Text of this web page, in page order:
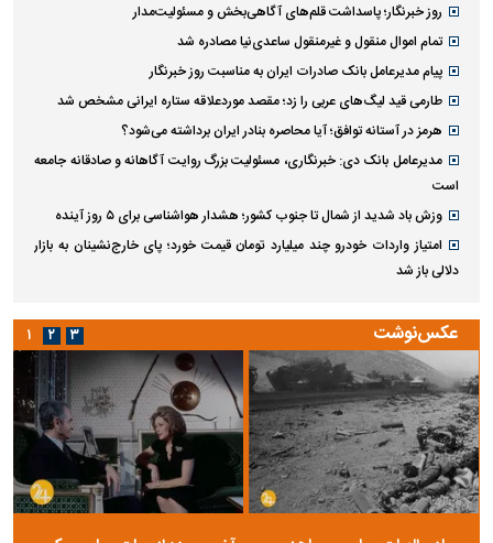
روز خبرنگار؛ پاسداشت قلم‌های آگاهی‌بخش و مسئولیت‌مدار
تمام اموال منقول و غیرمنقول ساعدی‌نیا مصادره شد
پیام مدیرعامل بانک صادرات ایران به مناسبت روز خبرنگار
طارمی قید لیگ‌های عربی را زد؛ مقصد موردعلاقه ستاره ایرانی مشخص شد
هرمز در آستانه توافق؛ آیا محاصره بنادر ایران برداشته می‌شود؟
مدیرعامل بانک دی: خبرنگاری، مسئولیت بزرگ روایت آگاهانه و صادقانه جامعه
است
وزش باد شدید از شمال تا جنوب کشور؛ هشدار هواشناسی برای ۵ روز آینده
امتیاز واردات خودرو چند میلیارد تومان قیمت خورد؛ پای خارج‌نشینان به بازار
دلالی باز شد
عکس‌نوشت ۱ ۲ ۳